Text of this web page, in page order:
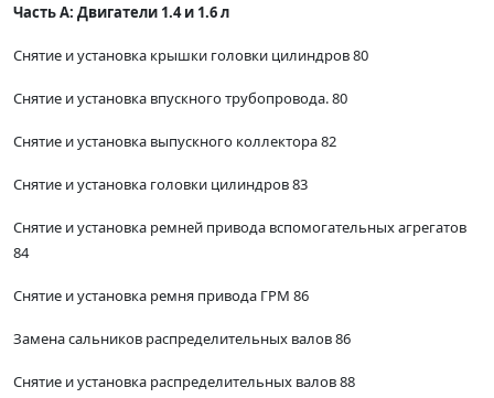
Часть А: Двигатели 1.4 и 1.6 л
Снятие и установка крышки головки цилиндров 80
Снятие и установка впускного трубопровода. 80
Снятие и установка выпускного коллектора 82
Снятие и установка головки цилиндров 83
Снятие и установка ремней привода вспомогательных агрегатов
84
Снятие и установка ремня привода ГРМ 86
Замена сальников распределительных валов 86
Снятие и установка распределительных валов 88